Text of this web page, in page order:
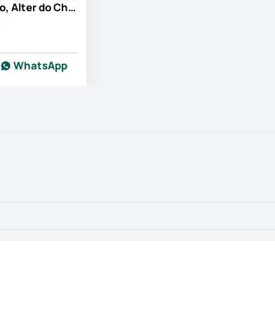
Moradia T4 em Alter do Chão, Alter do Chão
WhatsApp